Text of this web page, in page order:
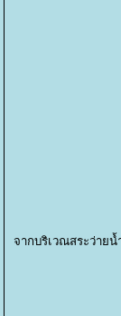
จากบริเวณสระว่าย